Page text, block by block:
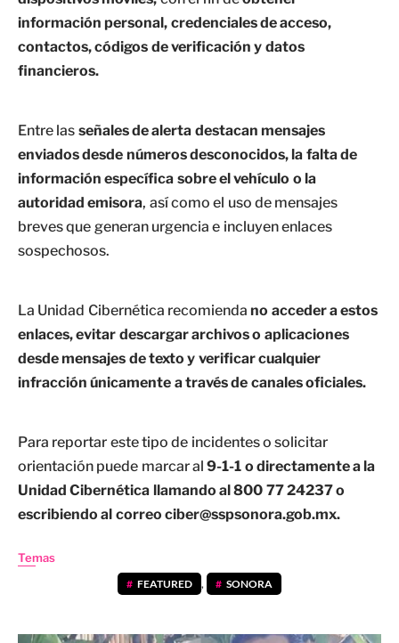
información personal, credenciales de acceso,
contactos, códigos de verificación y datos
financieros.
Entre las señales de alerta destacan mensajes
enviados desde números desconocidos, la falta de
información específica sobre el vehículo o la
autoridad emisora, así como el uso de mensajes
breves que generan urgencia e incluyen enlaces
sospechosos.
La Unidad Cibernética recomiendano acceder a estos
enlaces, evitar descargar archivos o aplicaciones
desde mensajes de texto y verificar cualquier
infracción únicamente a través de canales oficiales.
Para reportar este tipo de incidentes o solicitar
orientación puede marcar al9-1-1 o directamente a la
Unidad Cibernética llamando al 800 77 24237 o
escribiendo al correo ciber@sspsonora.gob.mx.
Temas
FEATURED , SONORA